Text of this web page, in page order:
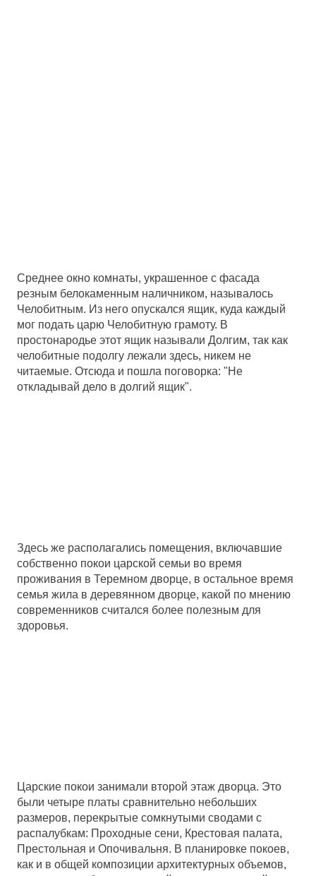
Среднее окно комнаты, украшенное с фасада
резным белокаменным наличником, называлось
Челобитным. Из него опускался ящик, куда каждый
мог подать царю Челобитную грамоту. В
простонародье этот ящик называли Долгим, так как
челобитные подолгу лежали здесь, никем не
читаемые. Отсюда и пошла поговорка: "Не
откладывай дело в долгий ящик".
Здесь же располагались помещения, включавшие
собственно покои царской семьи во время
проживания в Теремном дворце, в остальное время
семья жила в деревянном дворце, какой по мнению
современников считался более полезным для
здоровья.
Царские покои занимали второй этаж дворца. Это
были четыре платы сравнительно небольших
размеров, перекрытые сомкнутыми сводами с
распалубкам: Проходные сени, Крестовая палата,
Престольная и Опочивальня. В планировке покоев,
как и в общей композиции архитектурных объемов,